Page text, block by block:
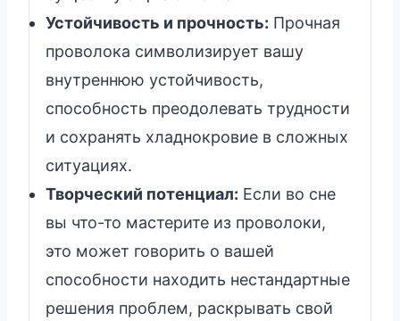
Устойчивость и прочность: Прочная
проволока символизирует вашу
внутреннюю устойчивость,
способность преодолевать трудности
и сохранять хладнокровие в сложных
ситуациях.
Творческий потенциал: Если во сне
вы что-то мастерите из проволоки,
это может говорить о вашей
способности находить нестандартные
решения проблем, раскрывать свой